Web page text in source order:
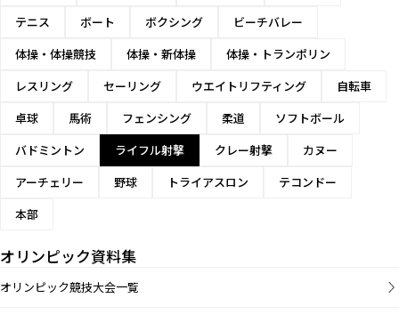
テニス
ボート ボクシング
ビーチバレー
体操・体操競技
体操・新体操
体操・トランポリン
レスリング
セーリング ウエイトリフティング
自転車
卓球
馬術 フェンシング 柔道
ソフトボール
バドミントン
ライフル射撃 クレー射撃
カヌー
アーチェリー
野球 トライアスロン
テコンドー
本部
オリンピック資料集
オリンピック競技大会一覧